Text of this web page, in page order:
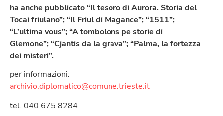
ha anche pubblicato “Il tesoro di Aurora. Storia del
Tocai friulano”; “Il Friul di Magance”; “1511”;
“L’ultima vous”; “A tombolons pe storie di
Glemone”; “Cjantis da la grava”; “Palma, la fortezza
dei misteri”.
per informazioni:
archivio.diplomatico@comune.trieste.it
tel. 040 675 8284